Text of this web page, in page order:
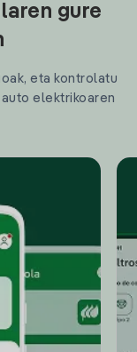
gure
eta kontrolatu
elektrikoaren